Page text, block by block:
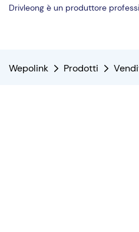
Drivleong è un produttore
Wepolink Prodotti